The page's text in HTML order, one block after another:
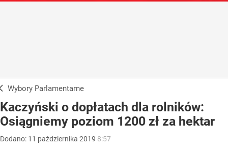
Wybory Parlamentarne
Kaczyński o dopłatach dla rolników:
Osiągniemy poziom 1200 zł za hektar
Dodano: 11 października 2019 8:57